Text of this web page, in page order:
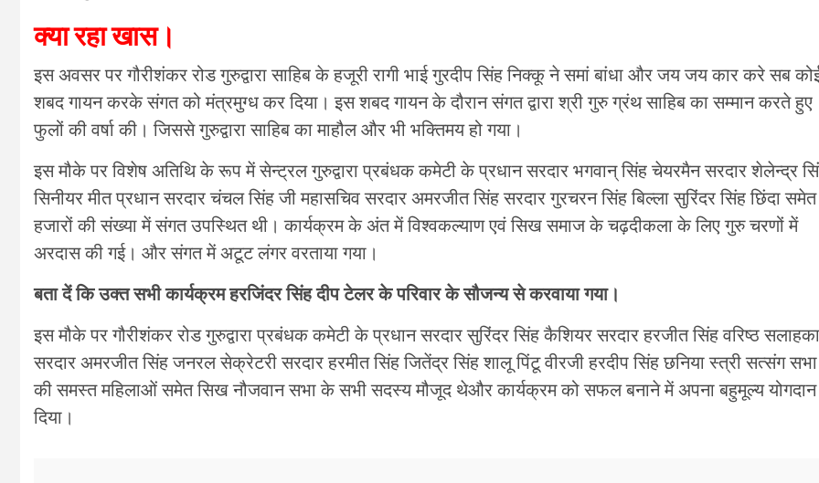
क्या रहा खास।
इस अवसर पर गौरीशंकर रोड गुरुद्वारा साहिब के हजूरी रागी भाई गुरदीप सिंह निक्कू ने समां बांधा और जय जय कार करे सब
शबद गायन करके संगत को मंत्रमुग्ध कर दिया। इस शबद गायन के दौरान संगत द्वारा श्री गुरु ग्रंथ साहिब का सम्मान करते हुए
फुलों की वर्षा की। जिससे गुरुद्वारा साहिब का माहौल और भी भक्तिमय हो गया।
इस मौके पर विशेष अतिथि के रूप में सेन्ट्रल गुरुद्वारा प्रबंधक कमेटी के प्रधान सरदार भगवान् सिंह चेयरमैन सरदार शेलेन्द्र
सिनीयर मीत प्रधान सरदार चंचल सिंह जी महासचिव सरदार अमरजीत सिंह सरदार गुरचरन सिंह बिल्ला सुरिंदर सिंह छिंदा समेत
हजारों की संख्या में संगत उपस्थित थी। कार्यक्रम के अंत में विश्वकल्याण एवं सिख समाज के चढ़दीकला के लिए गुरु चरणों में
अरदास की गई। और संगत में अटूट लंगर वरताया गया।
बता दें कि उक्त सभी कार्यक्रम हरजिंदर सिंह दीप टेलर के परिवार के सौजन्य से करवाया गया।
इस मौके पर गौरीशंकर रोड गुरुद्वारा प्रबंधक कमेटी के प्रधान सरदार सुरिंदर सिंह कैशियर सरदार हरजीत सिंह वरिष्ठ
सरदार अमरजीत सिंह जनरल सेक्रेटरी सरदार हरमीत सिंह जितेंद्र सिंह शालू पिंटू वीरजी हरदीप सिंह छनिया स्त्री सत्संग सभा
की समस्त महिलाओं समेत सिख नौजवान सभा के सभी सदस्य मौजूद थेऔर कार्यक्रम को सफल बनाने में अपना बहुमूल्य योगदान
दिया।